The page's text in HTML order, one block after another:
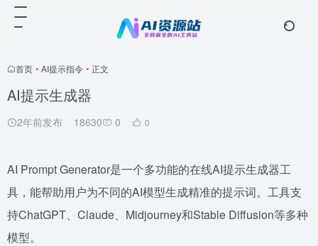
首页 • AI提示指令 • 正文
AI提示生成器
2年前发布 18630 0 0
AI Prompt Generator是一个多功能的在线AI提示生成器工
具，能帮助用户为不同的AI模型生成精准的提示词。工具支
持ChatGPT、Claude、Midjourney和Stable Diffusion等多种
模型。